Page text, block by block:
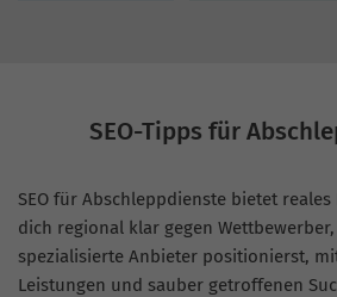
SEO-Tipps für
SEO für Abschleppdienste bietet
dich regional klar gegen
spezialisierte Anbieter positionierst,
Leistungen und sauber getroffenen